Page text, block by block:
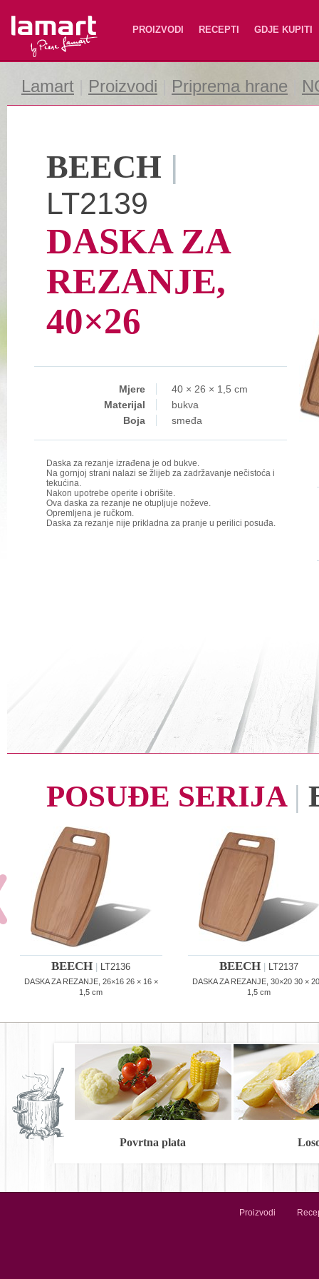
Lamart PROIZVODI RECEPTI GDJE KUPITI
Lamart Proizvodi Priprema hrane
BEECH |
LT2139
DASKA ZA
REZANJE,
40×26
Mjere
40 × 26 × 1,5 cm
Materijal
bukva
Boja
smeđa
Daska za rezanje izrađena je od bukve.
Na gornjoj strani nalazi se žlijeb za zadržavanje nečistoća i
tekućina.
Nakon upotrebe operite i obrišite.
Ova daska za rezanje ne otupljuje noževe.
Opremljena je ručkom.
Daska za rezanje nije prikladna za pranje u perilici posuđa.
POSUĐE SERIJA |
BEECH LT2136
DASKA ZA REZANJE, 26×16 26 × 16 ×
1,5 cm
BEECH LT2137
DASKA ZA REZANJE, 30×20 30 ×
1,5 cm
Povrtna plata
Proizvodi